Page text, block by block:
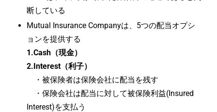
断している
Mutual Insurance Companyは、5つの配当オプシ
ョンを提供する
1.Cash（現金）
2.Interest（利子）
・被保険者は保険会社に配当を残す
・保険会社は配当に対して被保険利益(Insured
Interest)を支払う